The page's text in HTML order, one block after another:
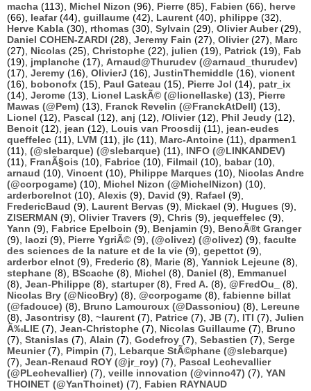
macha (113), Michel Nizon (96), Pierre (85), Fabien (66), herve
(66), leafar(44), guillaume (42), Laurent (40), philippe (32),
Herve Kabla (30), rthomas (30), Sylvain (29), Olivier Auber(29),
Daniel COHEN-ZARDI (28), Jeremy Fain (27), Olivier(27), Marc
(27), Nicolas (25), Christophe (22), julien (19), Patrick (19), Fab
(19), jmplanche (17), Arnaud@Thurudev (@arnaud_thurudev)
(17), Jeremy (16), OlivierJ (16), JustinThemiddle (16), vicnent
(16), bobonofx (15), Paul Gateau (15), Pierre Jol (14), patr_ix
(14), Jerome (13), Lionel LaskÃ© (@lionellaske) (13), Pierre
Mawas (@Pem) (13), Franck Revelin (@FranckAtDell) (13),
Lionel (12), Pascal (12), anj (12), /Olivier(12), Phil Jeudy (12),
Benoit (12), jean (12), Louis van Proosdij (11), jean-eudes
queffelec (11), LVM (11), jlc (11), Marc-Antoine (11), dparmen1
(11), (@slebarque) (@slebarque) (11), INFO (@LINKANDEV)
(11), FranÃ§ois (10), Fabrice (10), Filmail (10), babar(10),
arnaud (10), Vincent (10), Philippe Marques (10), Nicolas Andre
(@corpogame) (10), Michel Nizon (@MichelNizon) (10),
arderborelnot (10), Alexis (9), David (9), Rafael (9),
FredericBaud (9), Laurent Bervas (9), Mickael (9), Hugues (9),
ZISERMAN (9), Olivier Travers (9), Chris (9), jequeffelec (9),
Yann (9), Fabrice Epelboin (9), Benjamin (9), BenoÃ®t Granger
(9), laozi (9), Pierre YgriÃ© (9), (@olivez) (@olivez) (9), faculte
des sciences de la nature et de la vie (9), gepettot (9),
arderbor elnot (9), Frederic (8), Marie (8), Yannick Lejeune (8),
stephane (8), BScache (8), Michel (8), Daniel (8), Emmanuel
(8), Jean-Philippe (8), startuper(8), Fred A. (8), @FredOu_
(8),
Nicolas Bry (@NicoBry) (8), @corpogame (8), fabienne billat
(@fadouce) (8), Bruno Lamouroux (@Dassoniou) (8), Lereune
(8), Jasontrisy (8), ~laurent (7), Patrice (7), JB (7), ITI (7), Julien
Ã‰LIE (7), Jean-Christophe (7), Nicolas Guillaume (7), Bruno
(7), Stanislas (7), Alain (7), Godefroy (7), Sebastien (7), Serge
Meunier(7), Pimpin (7), Lebarque StÃ©phane (@slebarque)
(7), Jean-Renaud ROY (@jr_roy) (7), Pascal Lechevallier
(@PLechevallier) (7), veille innovation (@vinno47) (7), YAN
THOINET (@YanThoinet) (7), Fabien RAYNAUD